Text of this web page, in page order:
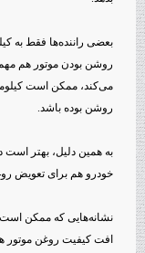
بعضی راننده‌ها فقط به
روشن بودن موتور هم
می‌کند، ممکن است
روشن بوده باشد.
به همین دلیل، بهتر است
خودرو هم برای تعویض
نشانه‌هایی که ممکن
افت کیفیت روغن موتور